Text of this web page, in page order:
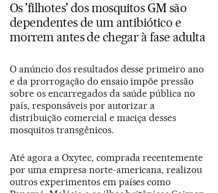
Os 'filhotes' dos mosquitos GM são
dependentes de um antibiótico e
morrem antes de chegar à fase adulta
O anúncio dos resultados desse primeiro ano
e da prorrogação do ensaio impõe pressão
sobre os encarregados da saúde pública no
país, responsáveis por autorizar a
distribuição comercial e maciça desses
mosquitos transgênicos.
Até agora a Oxytec, comprada recentemente
por uma empresa norte-americana, realizou
outros experimentos em países como